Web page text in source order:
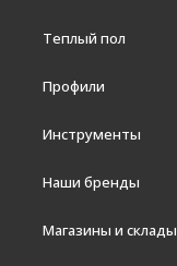
Теплый пол
Профили
Инструменты
Наши бренды
Магазины и склады